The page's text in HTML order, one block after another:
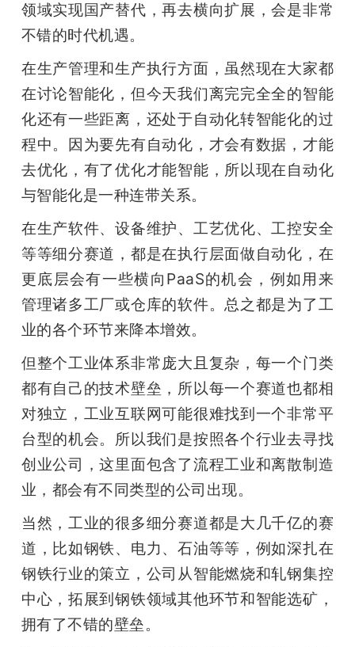
领域实现国产替代，再去横向扩展，会是非常
不错的时代机遇。
在生产管理和生产执行方面，虽然现在大家都
在讨论智能化，但今天我们离完完全全的智能
化还有一些距离，还处于自动化转智能化的过
程中。因为要先有自动化，才会有数据，才能
去优化，有了优化才能智能，所以现在自动化
与智能化是一种连带关系。
在生产软件、设备维护、工艺优化、工控安全
等等细分赛道，都是在执行层面做自动化，在
更底层会有一些横向PaaS的机会，例如用来
管理诸多工厂或仓库的软件。总之都是为了工
业的各个环节来降本增效。
但整个工业体系非常庞大且复杂，每一个门类
都有自己的技术壁垒，所以每一个赛道也都相
对独立，工业互联网可能很难找到一个非常平
台型的机会。所以我们是按照各个行业去寻找
创业公司，这里面包含了流程工业和离散制造
业，都会有不同类型的公司出现。
当然，工业的很多细分赛道都是大几千亿的赛
道，比如钢铁、电力、石油等等，例如深扎在
钢铁行业的策立，公司从智能燃烧和轧钢集控
中心，拓展到钢铁领域其他环节和智能选矿，
拥有了不错的壁垒。